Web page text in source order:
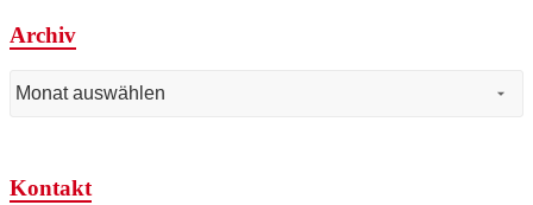
Archiv
Kontakt